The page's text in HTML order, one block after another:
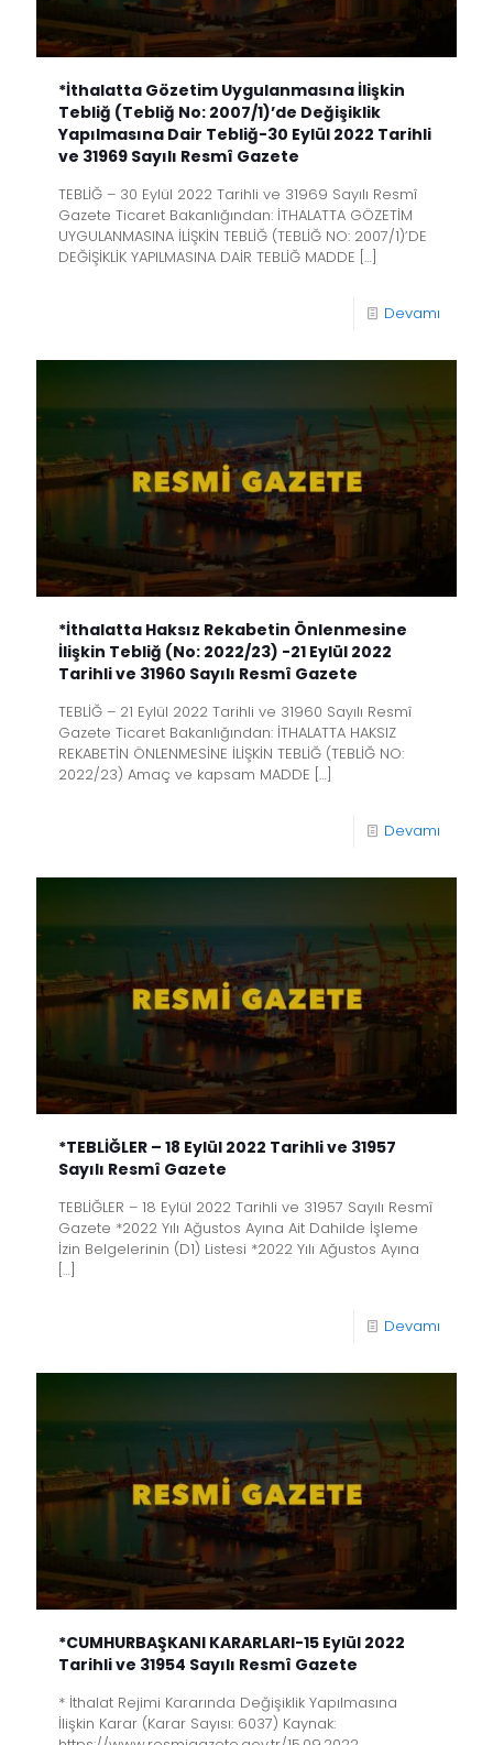
*İthalatta Gözetim Uygulanmasına İlişkin
Tebliğ (Tebliğ No: 2007/1)’de Değişiklik
Yapılmasına Dair Tebliğ-30 Eylül 2022 Tarihli
ve 31969 Sayılı Resmî Gazete
TEBLİĞ – 30 Eylül 2022 Tarihli ve 31969 Sayılı Resmî
Gazete Ticaret Bakanlığından: İTHALATTA GÖZETİM
UYGULANMASINA İLİŞKİN TEBLİĞ (TEBLİĞ NO: 2007/1)’DE
DEĞİŞİKLİK YAPILMASINA DAİR TEBLİĞ MADDE […]
Devamı
*İthalatta Haksız Rekabetin Önlenmesine
İlişkin Tebliğ (No: 2022/23) -21 Eylül 2022
Tarihli ve 31960 Sayılı Resmî Gazete
TEBLİĞ – 21 Eylül 2022 Tarihli ve 31960 Sayılı Resmî
Gazete Ticaret Bakanlığından: İTHALATTA HAKSIZ
REKABETİN ÖNLENMESİNE İLİŞKİN TEBLİĞ (TEBLİĞ NO:
2022/23) Amaç ve kapsam MADDE […]
Devamı
*TEBLİĞLER – 18 Eylül 2022 Tarihli ve 31957
Sayılı Resmî Gazete
TEBLİĞLER – 18 Eylül 2022 Tarihli ve 31957 Sayılı Resmî
Gazete *2022 Yılı Ağustos Ayına Ait Dahilde İşleme
İzin Belgelerinin (D1) Listesi *2022 Yılı Ağustos Ayına
[…]
Devamı
*CUMHURBAŞKANI KARARLARI-15 Eylül 2022
Tarihli ve 31954 Sayılı Resmî Gazete
* İthalat Rejimi Kararında Değişiklik Yapılmasına
İlişkin Karar (Karar Sayısı: 6037) Kaynak: